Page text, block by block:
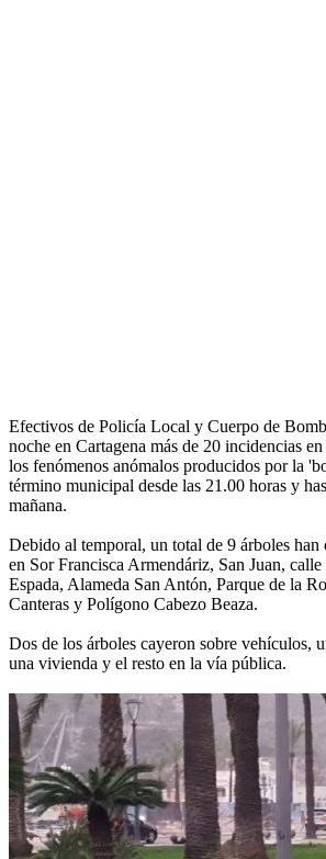
Efectivos de Policía Local y Cuerpo de
noche en Cartagena más de 20 incidencias
los fenómenos anómalos producidos por la
término municipal desde las 21.00 horas y
mañana.
Debido al temporal, un total de 9 árboles
en Sor Francisca Armendáriz, San Juan,
Espada, Alameda San Antón, Parque de la
Canteras y Polígono Cabezo Beaza.
Dos de los árboles cayeron sobre vehículos,
una vivienda y el resto en la vía pública.